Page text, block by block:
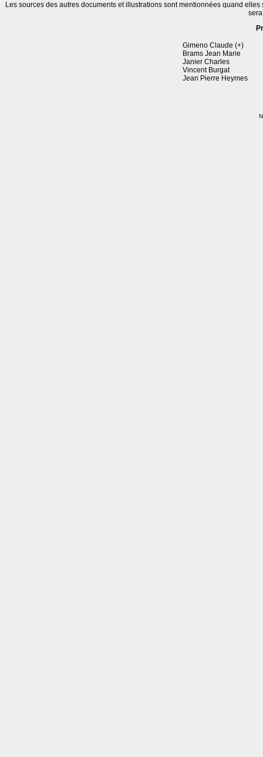
Les sources des autres documents et illustrations sont mentionnées quand
Gimeno Claude (+)
Brams Jean Marie
Janier Charles
Vincent Burgat
Jean Pierre Heymes